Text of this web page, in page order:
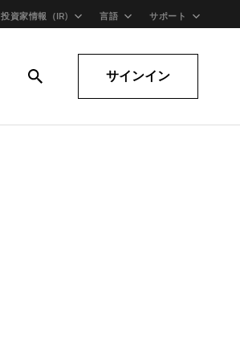
投資家情報（IR) 言語 サポート
サインイン